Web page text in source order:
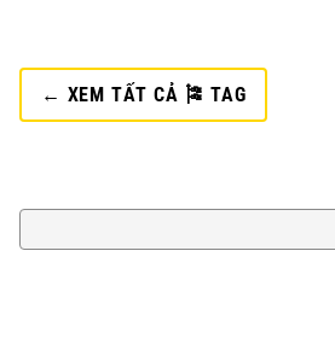
← XEM TẤT CẢ 🎏 TAG